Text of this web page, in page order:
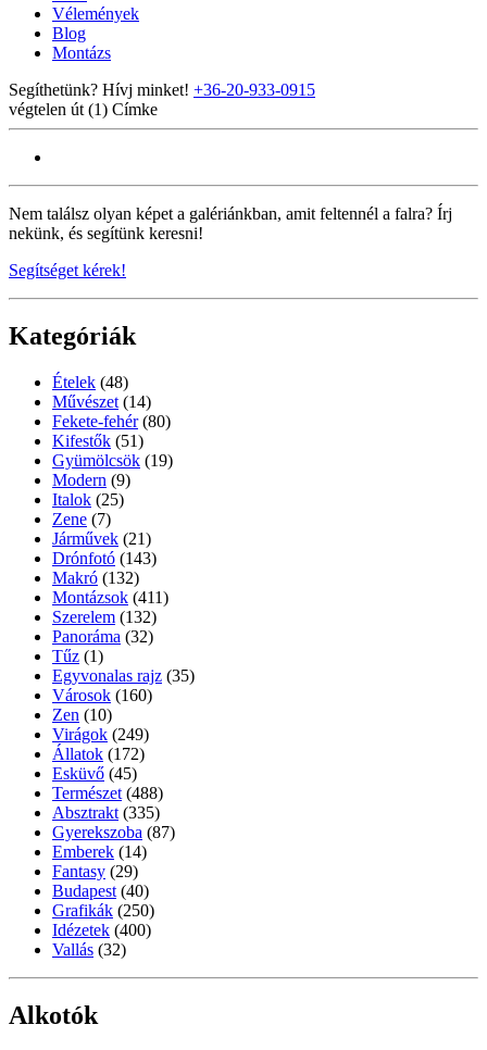
Vélemények
Blog
Montázs
Segíthetünk? Hívj minket! +36-20-933-0915
végtelen út (1) Címke
Nem találsz olyan képet a galériánkban, amit feltennél a falra? Írj
nekünk, és segítünk keresni!
Segítséget kérek!
Kategóriák
Ételek (48)
Művészet (14)
Fekete-fehér (80)
Kifestők (51)
Gyümölcsök (19)
Modern (9)
Italok (25)
Zene (7)
Járművek (21)
Drónfotó (143)
Makró (132)
Montázsok (411)
Szerelem (132)
Panoráma (32)
Tűz (1)
Egyvonalas rajz (35)
Városok (160)
Zen (10)
Virágok (249)
Állatok (172)
Esküvő (45)
Természet (488)
Absztrakt (335)
Gyerekszoba (87)
Emberek (14)
Fantasy (29)
Budapest (40)
Grafikák (250)
Idézetek (400)
Vallás (32)
Alkotók